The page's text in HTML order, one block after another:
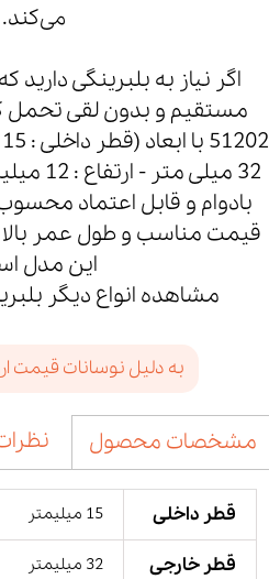
می‌کند.
اگر نیاز به بلبرینگی دارید
مستقیم و بدون لقی تحمل
32 میلی
بادوام و قابل اعتماد
قیمت مناسب و طول عمر
این مدل
مشاهده انواع دیگر
به دلیل نوسانات قیمت
مشخصات محصول
قطر داخلی 15 میلیمتر
قطر خارجی 32 میلیمتر